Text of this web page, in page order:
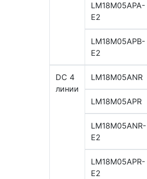
LM18M05APA-
E2
LM18M05APB-
E2
DC 4
линии
LM18M05ANR
LM18M05APR
LM18M05ANR-
E2
LM18M05APR-
E2